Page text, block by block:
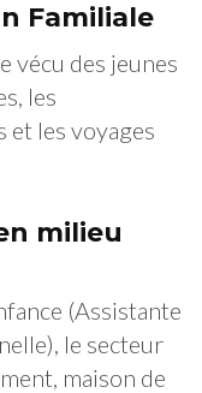
Familiale
vécu des jeunes
les
les voyages
milieu
(Assistante
le secteur
maison de